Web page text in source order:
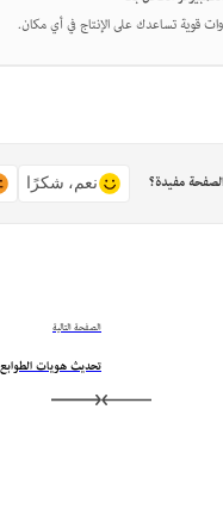
مفيدة؟ نعم، شكرًا
الصفحة التالية
تحديث هويات الطوابع